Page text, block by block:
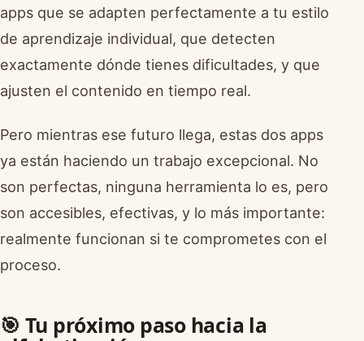
apps que se adapten perfectamente a tu estilo
de aprendizaje individual, que detecten
exactamente dónde tienes dificultades, y que
ajusten el contenido en tiempo real.
Pero mientras ese futuro llega, estas dos apps
ya están haciendo un trabajo excepcional. No
son perfectas, ninguna herramienta lo es, pero
son accesibles, efectivas, y lo más importante:
realmente funcionan si te comprometes con el
proceso.
🎯 Tu próximo paso hacia la